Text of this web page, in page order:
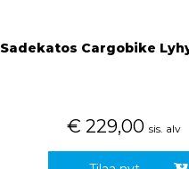
Sadekatos Cargobike
€ 229,00 sis. alv